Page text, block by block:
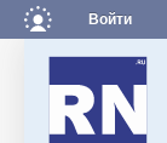
Войти